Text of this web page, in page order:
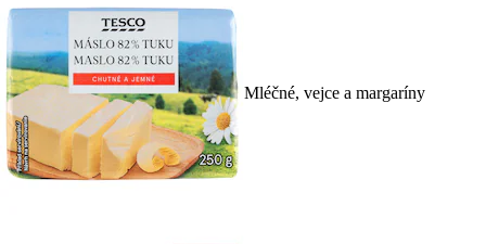
Mléčné, vejce a margaríny